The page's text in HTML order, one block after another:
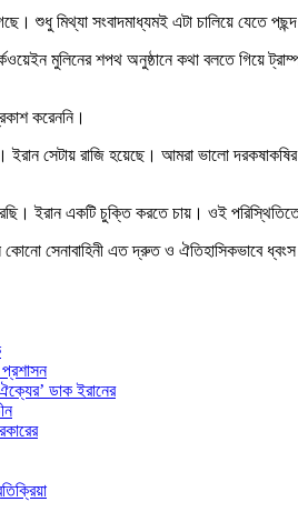
শুধু মিথ্যা সংবাদমাধ্যমই এটা চালিয়ে যেতে
মুলিনের শপথ অনুষ্ঠানে কথা বলতে
করেননি।
ইরান সেটায় রাজি হয়েছে। আমরা ভালো
ইরান একটি চুক্তি করতে চায়। ওই
কোনো সেনাবাহিনী এত দ্রুত ও
ডাক ইরানের